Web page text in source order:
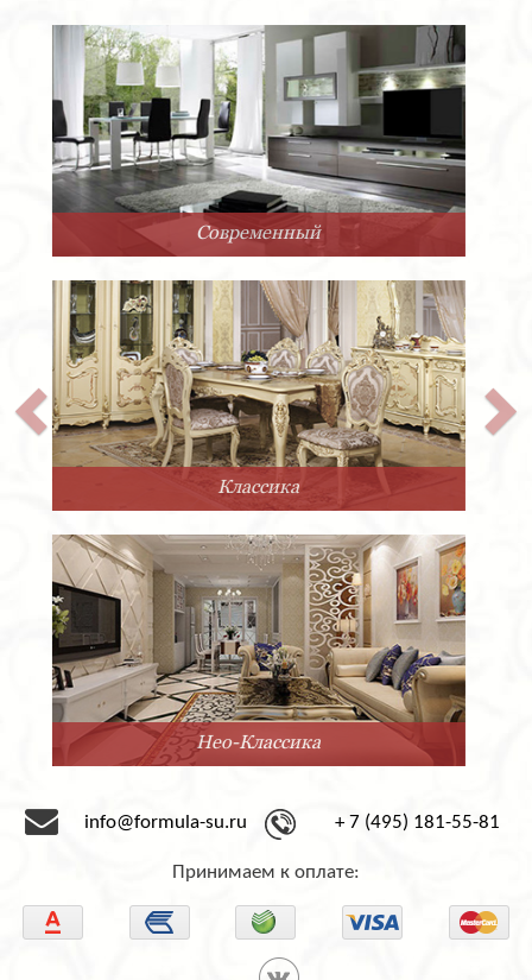
Арт-Деко
Прованс
Минимализм
info@formula-su.ru + 7 (495) 181-55-81
Принимаем к оплате: